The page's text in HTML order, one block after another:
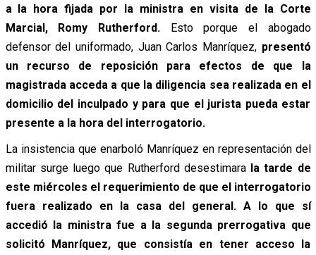
a la hora fijada por la ministra en visita de la Corte
Marcial, Romy Rutherford. Esto porque el abogado
defensor del uniformado, Juan Carlos Manríquez, presentó
un recurso de reposición para efectos de que la
magistrada acceda a que la diligencia sea realizada en el
domicilio del inculpado y para que el jurista pueda estar
presente a la hora del interrogatorio.
La insistencia que enarboló Manríquez en representación del
militar surge luego que Rutherford desestimarala tarde de
este miércoles el requerimiento de que el interrogatorio
fuera realizado en la casa del general. A lo que sí
accedió la ministra fue a la segunda prerrogativa que
solicitó Manríquez, que consistía en tener acceso la